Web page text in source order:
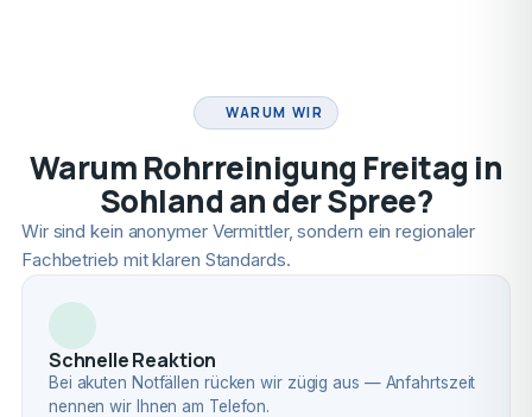
WARUM WIR
Warum Rohrreinigung Freitag in
Sohland an der Spree?
Wir sind kein anonymer Vermittler, sondern ein regionaler
Fachbetrieb mit klaren Standards.
Schnelle Reaktion
Bei akuten Notfällen rücken wir zügig aus — Anfahrtszeit
nennen wir Ihnen am Telefon.